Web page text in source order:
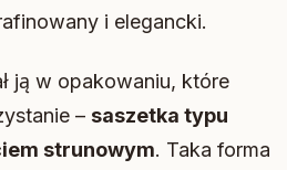
i elegancki.
ją w opakowaniu, które
– saszetka typu
strunowym. Taka forma